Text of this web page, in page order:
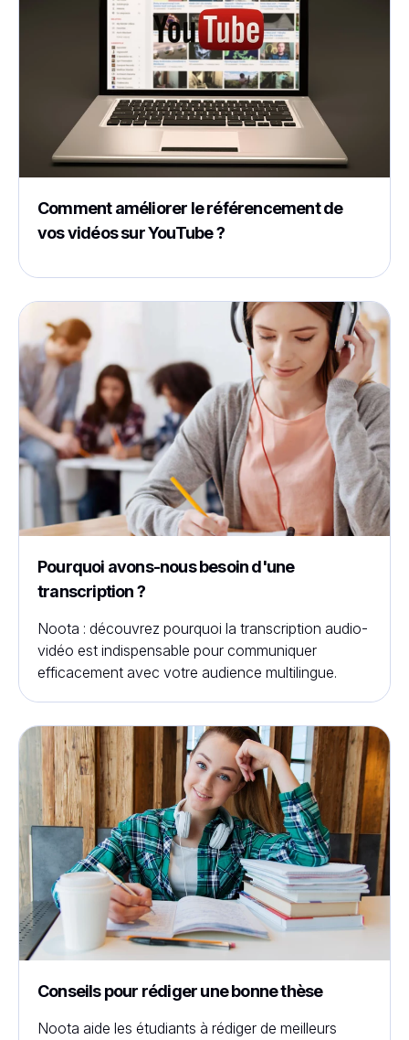
Comment améliorer le référencement de
vos vidéos sur YouTube ?
Pourquoi avons-nous besoin d'une
transcription ?
Noota : découvrez pourquoi la transcription audio-
vidéo est indispensable pour communiquer
efficacement avec votre audience multilingue.
Conseils pour rédiger une bonne thèse
Noota aide les étudiants à rédiger de meilleurs